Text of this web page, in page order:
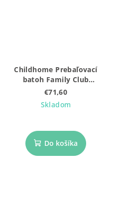
Childhome Prebaľovací
batoh Family Club
Signature Teddy Off White
€71,60
Skladom
Do košíka